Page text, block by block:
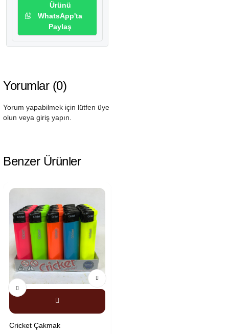
Ürünü
WhatsApp'ta
Paylaş
Yorumlar (0)
Yorum yapabilmek için lütfen üye
olun veya giriş yapın.
Benzer Ürünler
Cricket Çakmak